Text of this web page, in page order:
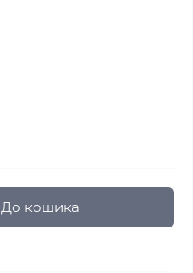
До кошика